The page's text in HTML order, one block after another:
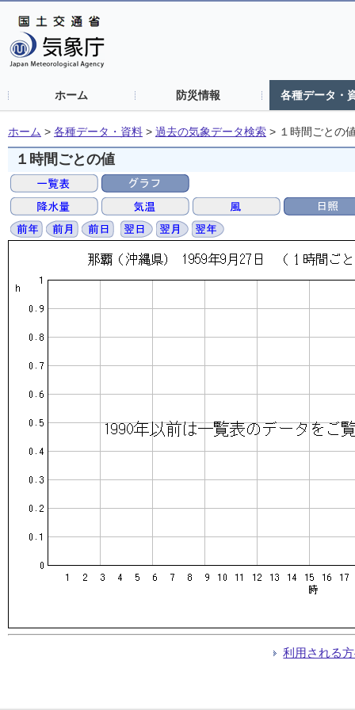
ホーム 防災情報 各種データ・
ホーム > 各種データ・資料 > 過去の気象データ検索 > １時間ごとの
１時間ごとの値
利用される